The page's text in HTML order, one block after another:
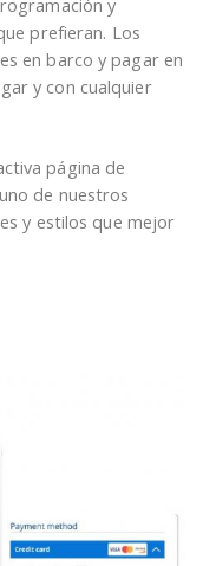
prefieran. Los
en barco y pagar en
y con cualquier
página de
de nuestros
y estilos que mejor